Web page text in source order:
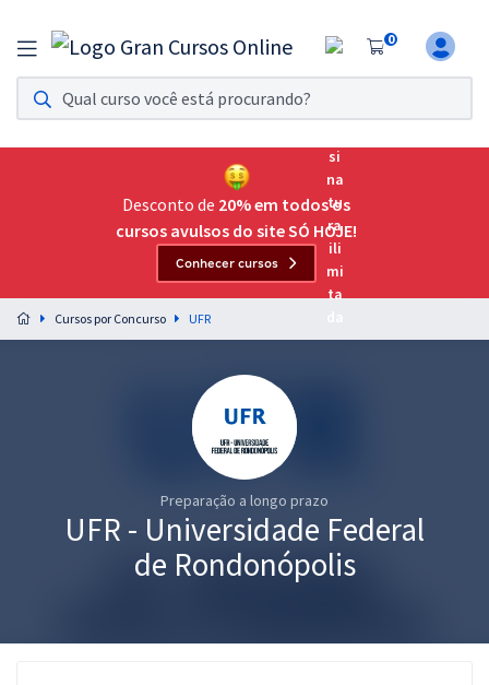
0
Assinatura Ilimitada 11
Acesso a todos os cursos. Teste grátis por 7 dias!
Assinatura OAB Até Passar
Acesso ilimitado a toda preparação para o Exame da
Preparação completa e intensiva para as principais
residências em saúde do Brasil
Desconto de 20% em todos os
cursos avulsos do site SÓ HOJE!
Conhecer cursos
Cursos por Concurso UFR
Preparação a longo prazo
UFR - Universidade Federal
de Rondonópolis